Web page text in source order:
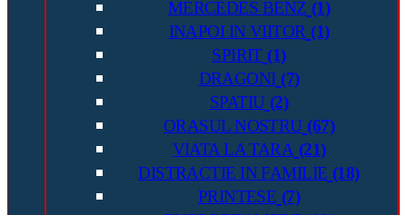
MERCEDES BENZ (1)
INAPOI IN VIITOR (1)
SPIRIT (1)
DRAGONI (7)
SPATIU (2)
ORASUL NOSTRU (67)
VIATA LA TARA (21)
DISTRACTIE IN FAMILIE (18)
PRINTESE (7)